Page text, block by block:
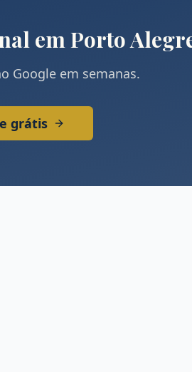
emPorto
Google em semanas.
grátis